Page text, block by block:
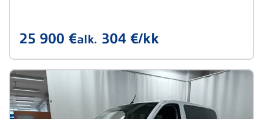
25 900 €alk. 304 €/kk